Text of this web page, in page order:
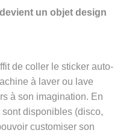
un objet design
de coller le sticker auto-
à laver ou lave
à son imagination. En
disponibles (disco,
customiser son